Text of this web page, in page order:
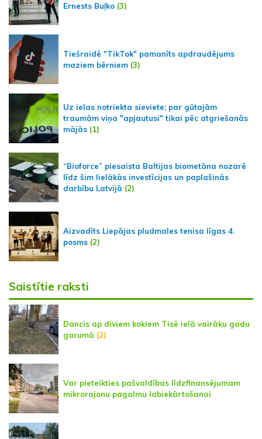
Ernests Buļko (3)
Tiešraidē "TikTok" pamanīts apdraudējums
maziem bērniem (3)
Uz ielas notriekta sieviete; par gūtajām
traumām viņa "apjautusi" tikai pēc atgriešanās
mājās (1)
“Bioforce” piesaista Baltijas biometāna nozarē
līdz šim lielākās investīcijas un paplašinās
darbību Latvijā (2)
Aizvadīts Liepājas pludmales tenisa līgas 4.
posms (2)
Saistītie raksti
Dancis ap diviem kokiem Tisē ielā vairāku gadu
garumā (2)
Var pieteikties pašvaldības līdzfinansējumam
mikrorajonu pagalmu labiekārtošanai